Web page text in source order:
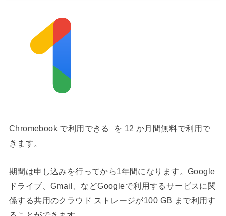
Chromebook で利用できる を 12 か月間無料で利用で
きます。
期間は申し込みを行ってから1年間になります。Google
ドライブ、Gmail、などGoogleで利用するサービスに関
係する共用のクラウド ストレージが100 GB まで利用す